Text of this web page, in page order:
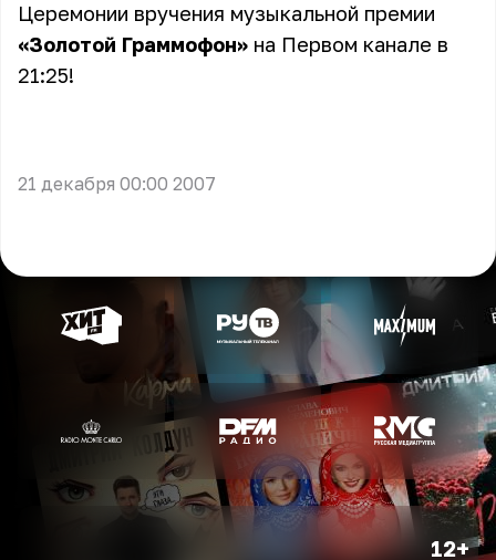
Церемонии вручения музыкальной премии
«Золотой Граммофон» на Первом канале в
21:25!
21 декабря 00:00 2007
12+